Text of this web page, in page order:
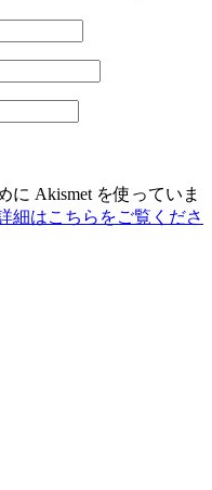
に Akismet を使っていま
細はこちらをご覧くださ